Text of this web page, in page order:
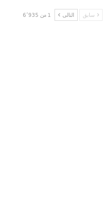
سابق التالى 1 من 6٬935